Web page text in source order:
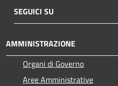
SEGUICI SU
AMMINISTRAZIONE
Organi di Governo
Aree Amministrative